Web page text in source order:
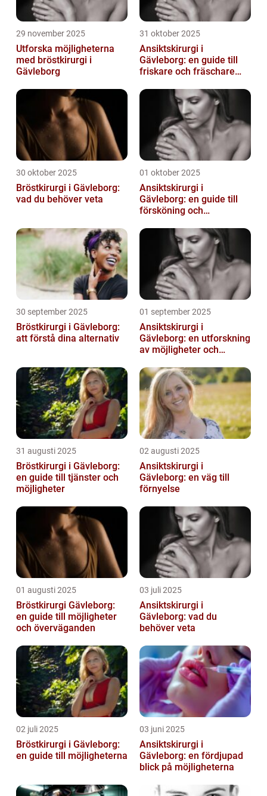
29 november 2025
Utforska möjligheterna
med bröstkirurgi i
Gävleborg
31 oktober 2025
Ansiktskirurgi i
Gävleborg: en guide till
friskare och fräschare
30 oktober 2025
Bröstkirurgi i Gävleborg:
vad du behöver veta
01 oktober 2025
Ansiktskirurgi i
Gävleborg: en guide till
försköning och
30 september 2025
Bröstkirurgi i Gävleborg:
att förstå dina alternativ
01 september 2025
Ansiktskirurgi i
Gävleborg: en utforskning
av möjligheter och
31 augusti 2025
Bröstkirurgi i Gävleborg:
en guide till tjänster och
möjligheter
02 augusti 2025
Ansiktskirurgi i
Gävleborg: en väg till
förnyelse
01 augusti 2025
Bröstkirurgi Gävleborg:
en guide till möjligheter
och överväganden
03 juli 2025
Ansiktskirurgi i
Gävleborg: vad du
behöver veta
02 juli 2025
Bröstkirurgi i Gävleborg:
en guide till möjligheterna
03 juni 2025
Ansiktskirurgi i
Gävleborg: en fördjupad
blick på möjligheterna